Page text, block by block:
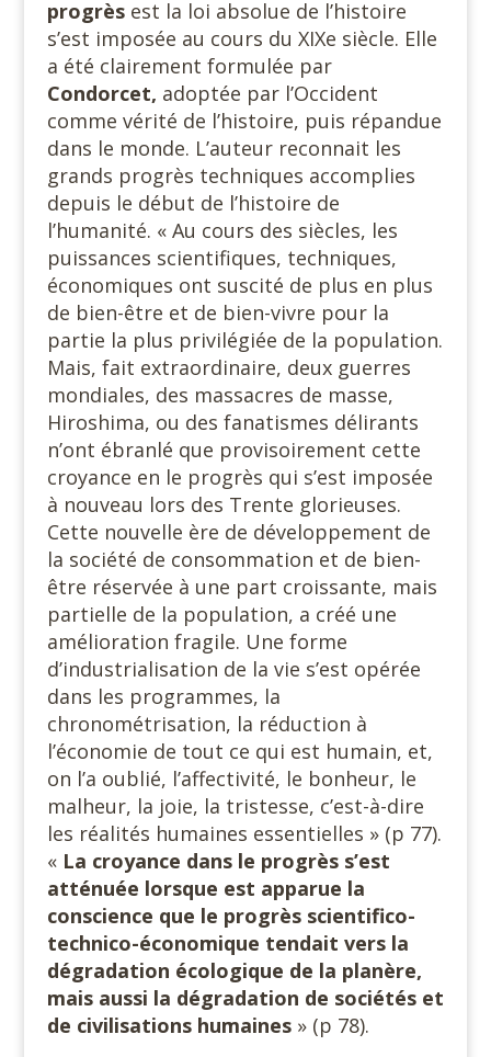
progrèsest la loi absolue de l’histoire
s’est imposée au cours du XIXe siècle. Elle
a été clairement formulée par
Condorcet, adoptée par l’Occident
comme vérité de l’histoire, puis répandue
dans le monde. L’auteur reconnait les
grands progrès techniques accomplies
depuis le début de l’histoire de
l’humanité. « Au cours des siècles, les
puissances scientifiques, techniques,
économiques ont suscité de plus en plus
de bien-être et de bien-vivre pour la
partie la plus privilégiée de la population.
Mais, fait extraordinaire, deux guerres
mondiales, des massacres de masse,
Hiroshima, ou des fanatismes délirants
n’ont ébranlé que provisoirement cette
croyance en le progrès qui s’est imposée
à nouveau lors des Trente glorieuses.
Cette nouvelle ère de développement de
la société de consommation et de bien-
être réservée à une part croissante, mais
partielle de la population, a créé une
amélioration fragile. Une forme
d’industrialisation de la vie s’est opérée
dans les programmes, la
chronométrisation, la réduction à
l’économie de tout ce qui est humain, et,
on l’a oublié, l’affectivité, le bonheur, le
malheur, la joie, la tristesse, c’est-à-dire
les réalités humaines essentielles » (p 77).
« La croyance dans le progrès s’est
atténuée lorsque est apparue la
conscience que le progrès scientifico-
technico-économique tendait vers la
dégradation écologique de la planère,
mais aussi la dégradation de sociétés et
de civilisations humaines » (p 78).